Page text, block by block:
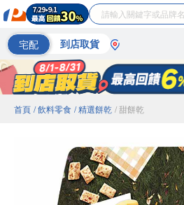
宅配 到店取貨
首頁 / 飲料零食 / 精選餅乾 / 甜餅乾